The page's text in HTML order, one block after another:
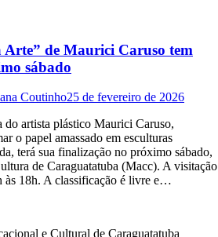
Arte” de Maurici Caruso tem
sábado
Coutinho25 de fevereiro de 2026
do artista plástico Maurici Caruso,
o papel amassado em esculturas
terá sua finalização no próximo sábado,
de Caraguatatuba (Macc). A
às 18h. A classificação é livre e…
e Cultural de Caraguatatuba